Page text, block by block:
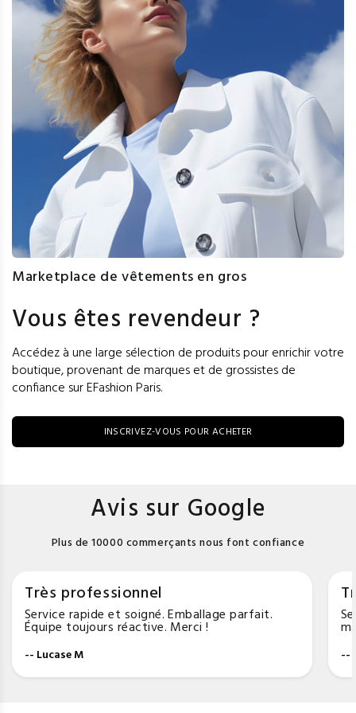
Marketplace de vêtements en gros
Vous êtes revendeur ?
Accédez à une large sélection de produits pour enrichir votre
boutique, provenant de marques et de grossistes de
confiance sur EFashion Paris.
INSCRIVEZ-VOUS POUR ACHETER
Avis sur Google
Plus de 10000 commerçants nous font confiance
Très professionnel
Service rapide et soigné. Emballage parfait.
Équipe toujours réactive. Merci !
-- Lucase M --